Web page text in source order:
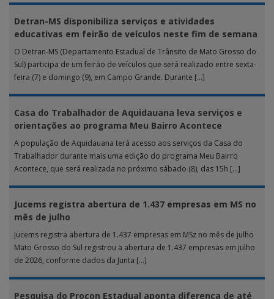
Detran-MS disponibiliza serviços e atividades
educativas em feirão de veículos neste fim de semana
O Detran-MS (Departamento Estadual de Trânsito de Mato Grosso do
Sul) participa de um feirão de veículos que será realizado entre sexta-
feira (7) e domingo (9), em Campo Grande. Durante […]
Casa do Trabalhador de Aquidauana leva serviços e
orientações ao programa Meu Bairro Acontece
A população de Aquidauana terá acesso aos serviços da Casa do
Trabalhador durante mais uma edição do programa Meu Bairro
Acontece, que será realizada no próximo sábado (8), das 15h […]
Jucems registra abertura de 1.437 empresas em MS no
mês de julho
Jucems registra abertura de 1.437 empresas em MSz no mês de julho
Mato Grosso do Sul registrou a abertura de 1.437 empresas em julho
de 2026, conforme dados da Junta […]
Pesquisa do Procon Estadual aponta diferença de até